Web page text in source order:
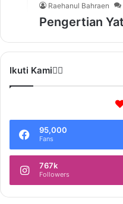
Raehanul Bahraen
Pengertian
Ikuti Kami❤️‍🔥
95,000
Fans
767k
Followers